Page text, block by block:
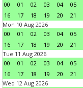
00
01 02 03 04 05
16
17 18 19 20 21
Mon 10 Aug 2026
00
01 02 03 04 05
16
17 18 19 20 21
Tue 11 Aug 2026
00
01 02 03 04 05
16
17 18 19 20 21
Wed 12 Aug 2026